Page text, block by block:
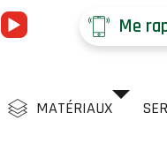
Me
MATÉRIAUX